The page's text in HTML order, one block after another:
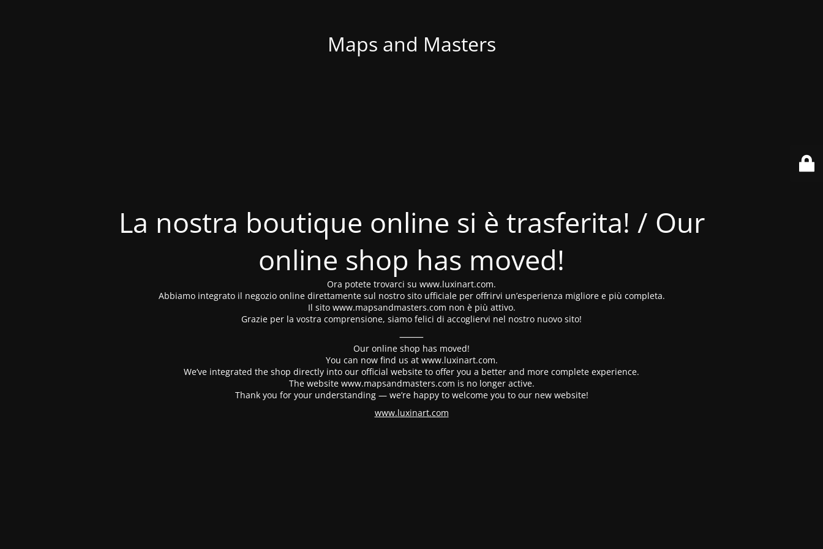
Maps and Masters
La nostra boutique online si è trasferita! / Our
online shop has moved!
Ora potete trovarci su www.luxinart.com.
Abbiamo integrato il negozio online direttamente sul nostro sito ufficiale per offrirvi un’esperienza migliore e più completa.
Il sito www.mapsandmasters.com non è più attivo.
Grazie per la vostra comprensione, siamo felici di accogliervi nel nostro nuovo sito!
⸻
Our online shop has moved!
You can now find us at www.luxinart.com.
We’ve integrated the shop directly into our official website to offer you a better and more complete experience.
The website www.mapsandmasters.com is no longer active.
Thank you for your understanding — we’re happy to welcome you to our new website!
www.luxinart.com